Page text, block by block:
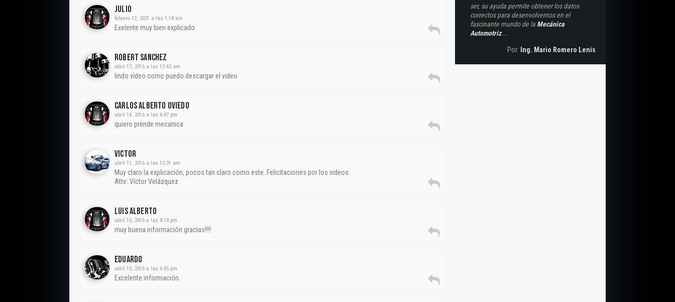
Julio
febrero 12, 2021 a las 1:18 am
Exelente muy bien explicado
Robert Sanchez
abril 17, 2016 a las 12:42 am
lindo video como puedo descargar el video
Carlos Alberto Oviedo
abril 14, 2016 a las 6:47 pm
quiero prende mecanica
Victor
abril 11, 2016 a las 12:31 am
Muy claro la explicación, pocos tan claro como este. Felicitaciones por los videos.
Atte: Víctor Velázquez
Luis Alberto
abril 10, 2016 a las 8:18 pm
muy buena información gracias!!!!
Eduardo
abril 10, 2016 a las 6:45 pm
Excelente información.
ser, su ayuda permite obtener los datos
correctos para desenvolvernos en el
fascinante mundo de la Mecánica
Automotriz...
Por: Ing. Mario Romero Lenis